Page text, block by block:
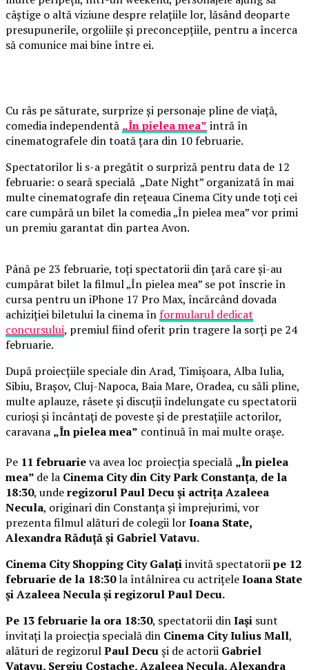
câștige o altă viziune despre relațiile lor, lăsând deoparte
presupunerile, orgoliile și preconcepțiile, pentru a încerca
să comunice mai bine între ei.
Cu râs pe săturate, surprize și personaje pline de viață,
comedia independentă „În pielea mea” intră în
cinematografele din toată țara din 10 februarie.
Spectatorilor li s-a pregătit o surpriză pentru data de 12
februarie: o seară specială „Date Night” organizată în mai
multe cinematografe din rețeaua Cinema City unde toți cei
care cumpără un bilet la comedia „În pielea mea” vor primi
un premiu garantat din partea Avon.
Până pe 23 februarie, toți spectatorii din țară care și-au
cumpărat bilet la filmul „În pielea mea” se pot înscrie în
cursa pentru un iPhone 17 Pro Max, încărcând dovada
achiziției biletului la cinema înformularul dedicat
concursului, premiul fiind oferit prin tragere la sorți pe 24
februarie.
După proiecțiile speciale din Arad, Timișoara, Alba Iulia,
Sibiu, Brașov, Cluj-Napoca, Baia Mare, Oradea, cu săli pline,
multe aplauze, râsete și discuții îndelungate cu spectatorii
curioși și încântați de poveste și de prestațiile actorilor,
caravana „În pielea mea” continuă în mai multe orașe.
Pe 11 februarieva avea loc proiecția specială „În pielea
mea” de la Cinema City din City Park Constanța, de la
18:30, underegizorul Paul Decu și actrița Azaleea
Necula, originari din Constanța și împrejurimi, vor
prezenta filmul alături de colegii lorIoana State,
Alexandra Răduță și Gabriel Vatavu.
Cinema City Shopping City Galațiinvită spectatoriipe 12
februarie de la 18:30la întâlnirea cu actrițeleIoana State
și Azaleea Necula și regizorul Paul Decu.
Pe 13 februarie la ora 18:30, spectatorii dinIași sunt
invitați la proiecția specială din Cinema City Iulius Mall,
alături de regizorulPaul Decuși de actorii Gabriel
Vatavu, Sergiu Costache, Azaleea Necula, Alexandra